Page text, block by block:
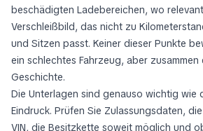
beschädigten Ladebereichen, wo
Verschleißbild, das nicht zu
und Sitzen passt. Keiner dieser Punkte
ein schlechtes Fahrzeug, aber zusammen
Geschichte.
Die Unterlagen sind genauso wichtig wie
Eindruck. Prüfen Sie Zulassungsdaten,
VIN, die Besitzkette soweit möglich und